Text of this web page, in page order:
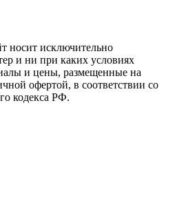
i
вы
долго
носит исключительно
и ни при каких условиях
и цены, размещенные на
офертой, в соответствии со
кодекса РФ.